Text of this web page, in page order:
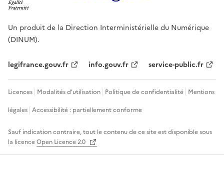
Un produit de la Direction Interministérielle du Numérique
(DINUM).
legifrance.gouv.fr info.gouv.fr service-public.fr
Licences Modalités d'utilisation Politique de confidentialité Mentions
légales Accessibilité : partiellement conforme
Sauf indication contraire, tout le contenu de ce site est disponible sous
la licenceOpen Licence 2.0